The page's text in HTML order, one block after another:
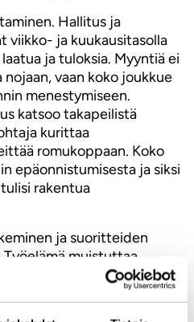
Hallitus ja
viikko- ja kuukausitasolla
ja tuloksia. Myyntiä ei
vaan koko joukkue
menestymiseen.
katsoo takapeilistä
kurittaa
romukoppaan. Koko
epäonnistumisesta ja siksi
rakentua
ja suoritteiden
muistuttaa
huippu-urheilua. Helppoja
ole olemassa (ehkä jollain